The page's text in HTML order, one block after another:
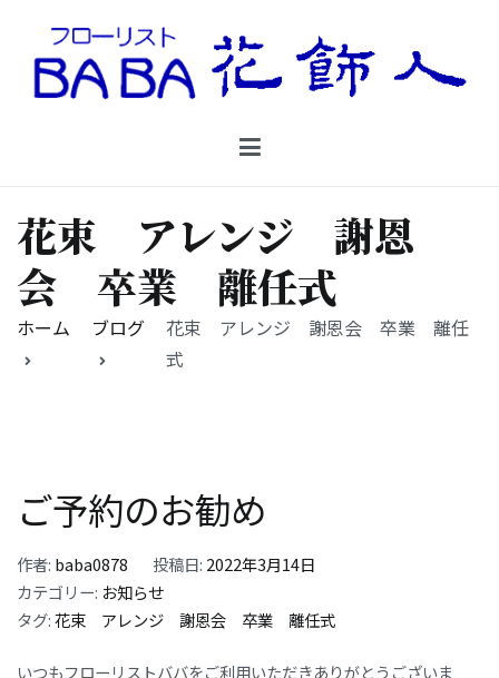
花束 アレンジ 謝恩
会 卒業 離任式
ホーム ブログ
花束 アレンジ 謝恩会 卒業 離任
式
ご予約のお勧め
作者: baba0878 投稿日: 2022年3月14日
カテゴリー: お知らせ
タグ:花束 アレンジ 謝恩会 卒業 離任式
いつもフローリストババをご利用いただきありがとうございま